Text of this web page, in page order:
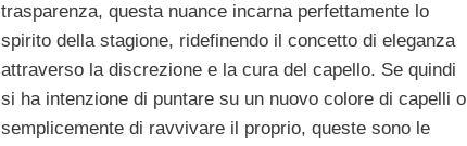
trasparenza, questa nuance incarna perfettamente lo
spirito della stagione, ridefinendo il concetto di eleganza
attraverso la discrezione e la cura del capello. Se quindi
si ha intenzione di puntare su un nuovo colore di capelli o
semplicemente di ravvivare il proprio, queste sono le